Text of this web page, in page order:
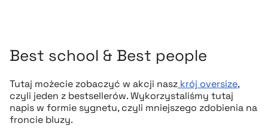
Best school & Best people
Tutaj możecie zobaczyć w akcji nasz krój oversize,
czyli jeden z bestsellerów. Wykorzystaliśmy tutaj
napis w formie sygnetu, czyli mniejszego zdobienia na
froncie bluzy.